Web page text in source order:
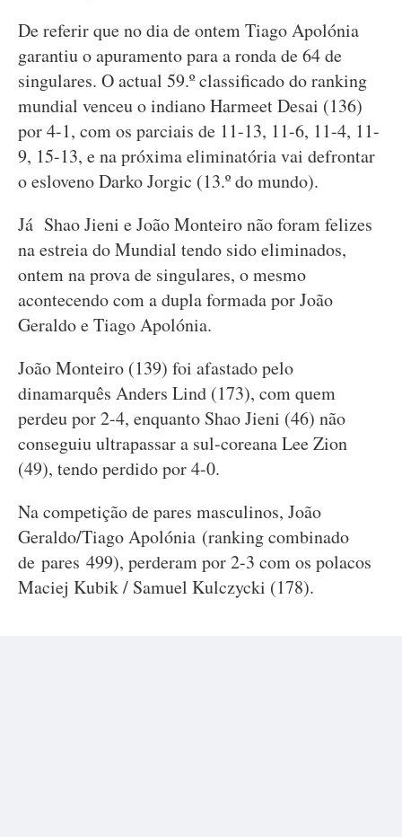
De referir que no dia de ontem Tiago Apolónia
garantiu o apuramento para a ronda de 64 de
singulares. O actual 59.º classificado do ranking
mundial venceu o indiano Harmeet Desai (136)
por 4-1, com os parciais de 11-13, 11-6, 11-4, 11-
9, 15-13, e na próxima eliminatória vai defrontar
o esloveno Darko Jorgic (13.º do mundo).
Já Shao Jieni e João Monteiro não foram felizes
na estreia do Mundial tendo sido eliminados,
ontem na prova de singulares, o mesmo
acontecendo com a dupla formada por João
Geraldo e Tiago Apolónia.
João Monteiro (139) foi afastado pelo
dinamarquês Anders Lind (173), com quem
perdeu por 2-4, enquanto Shao Jieni (46) não
conseguiu ultrapassar a sul-coreana Lee Zion
(49), tendo perdido por 4-0.
Na competição de pares masculinos, João
Geraldo/Tiago Apolónia (ranking combinado
de pares 499), perderam por 2-3 com os polacos
Maciej Kubik / Samuel Kulczycki (178).